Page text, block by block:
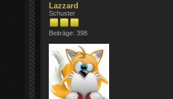
Lazzard
Schuster
Beiträge: 398